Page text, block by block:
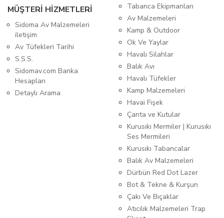
MÜŞTERİ HİZMETLERİ
Sidoma Av Malzemeleri
iletişim
Av Tüfekleri Tarihi
S.S.S.
Sidomav.com Banka
Hesapları
Detaylı Arama
Tabanca Ekipmanları
Av Malzemeleri
Kamp & Outdoor
Ok Ve Yaylar
Havalı Silahlar
Balık Avı
Havalı Tüfekler
Kamp Malzemeleri
Havai Fişek
Çanta ve Kutular
Kurusıkı Mermiler | Kurusıkı
Ses Mermileri
Kurusıkı Tabancalar
Balık Av Malzemeleri
Dürbün Red Dot Lazer
Bot & Tekne & Kurşun
Çakı Ve Bıçaklar
Atıcılık Malzemeleri Trap